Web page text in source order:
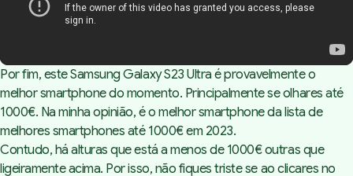
Por fim, este Samsung Galaxy S23 Ultra é provavelmente o
melhor smartphone do momento. Principalmente se olhares até
1000€. Na minha opinião, é o melhor smartphone da lista de
melhores smartphones até 1000€ em 2023.
Contudo, há alturas que está a menos de 1000€ outras que
ligeiramente acima. Por isso, não fiques triste se ao clicares no